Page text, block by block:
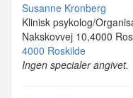
Susanne Kronberg
Klinisk psykolog/
Nakskovvej 10,4000
4000 Roskilde
Ingen specialer angivet.